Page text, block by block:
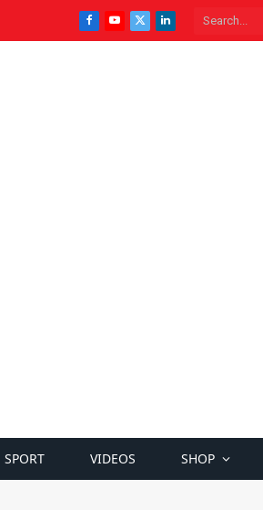
Facebook
YouTube
X
LinkedIn
SPORT VIDEOS SHOP